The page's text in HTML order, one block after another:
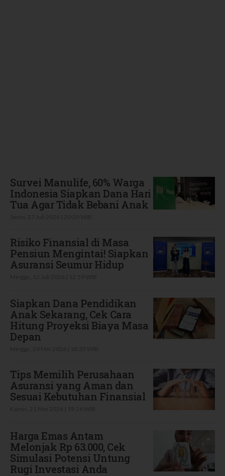
Survei Manulife, 60% Warga
Indonesia Siapkan Dana Hari
Tua Agar Tidak Bebani Anak
Risiko Finansial di Masa
Pensiun Mengintai! Siapkan
Asuransi Seumur Hidup
Siapkan Dana Pendidikan
Anak Sekarang, Cek Cara
Hitung Proyeksi Biaya Masa
Depan
Tips Memilih Perusahaan
Asuransi yang Aman dan
Sesuai Kebutuhan Finansial
Harga Emas Antam
Melonjak Rp 63.000, Cek
Simulasi Potensi Untung
Rugi Investasi Anda